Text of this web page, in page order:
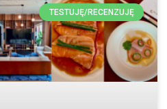
TESTUJĘ/RECENZUJĘ